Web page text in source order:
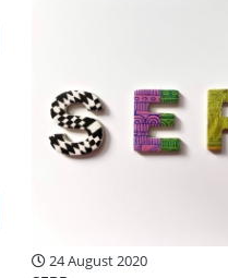
24 August 2020